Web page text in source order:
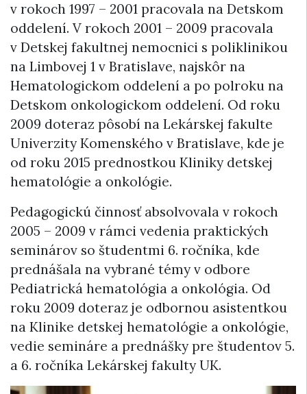
v rokoch 1997 – 2001 pracovala na Detskom
oddelení. V rokoch 2001 – 2009 pracovala
v Detskej fakultnej nemocnici s poliklinikou
na Limbovej 1 v Bratislave, najskôr na
Hematologickom oddelení a po polroku na
Detskom onkologickom oddelení. Od roku
2009 doteraz pôsobí na Lekárskej fakulte
Univerzity Komenského v Bratislave, kde je
od roku 2015 prednostkou Kliniky detskej
hematológie a onkológie.
Pedagogickú činnosť absolvovala v rokoch
2005 – 2009 v rámci vedenia praktických
seminárov so študentmi 6. ročníka, kde
prednášala na vybrané témy v odbore
Pediatrická hematológia a onkológia. Od
roku 2009 doteraz je odbornou asistentkou
na Klinike detskej hematológie a onkológie,
vedie semináre a prednášky pre študentov 5.
a 6. ročníka Lekárskej fakulty UK.